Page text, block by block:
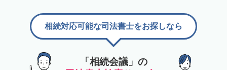
「相続会議」の
相続対応可能な司法書士をお探しなら